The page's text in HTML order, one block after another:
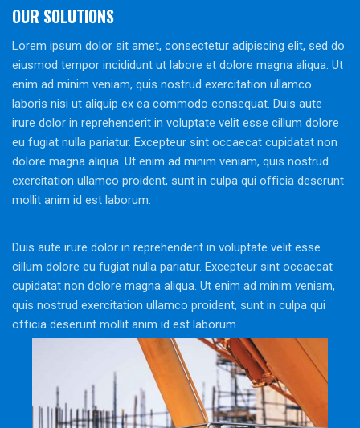
OUR SOLUTIONS
Lorem ipsum dolor sit amet, consectetur adipiscing elit, sed do
eiusmod tempor incididunt ut labore et dolore magna aliqua. Ut
enim ad minim veniam, quis nostrud exercitation ullamco
laboris nisi ut aliquip ex ea commodo consequat. Duis aute
irure dolor in reprehenderit in voluptate velit esse cillum dolore
eu fugiat nulla pariatur. Excepteur sint occaecat cupidatat non
dolore magna aliqua. Ut enim ad minim veniam, quis nostrud
exercitation ullamco proident, sunt in culpa qui officia deserunt
mollit anim id est laborum.
Duis aute irure dolor in reprehenderit in voluptate velit esse
cillum dolore eu fugiat nulla pariatur. Excepteur sint occaecat
cupidatat non dolore magna aliqua. Ut enim ad minim veniam,
quis nostrud exercitation ullamco proident, sunt in culpa qui
officia deserunt mollit anim id est laborum.